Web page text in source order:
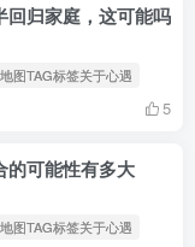
回归家庭，这可能吗
图TAG标签关于心遇
5
的可能性有多大
图TAG标签关于心遇